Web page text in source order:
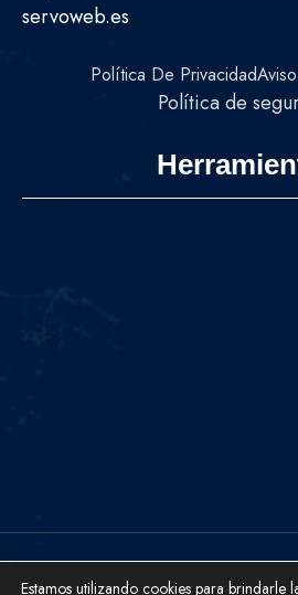
servoweb.es
Política De Privacidad
Política de
Estamos utilizando cookies para brindarle